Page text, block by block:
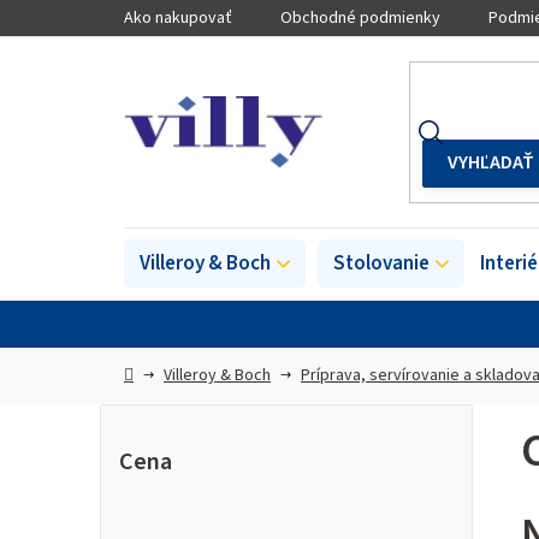
na
Ako nakupovať Obchodné podmienky
Villeroy & Boch Stolovanie
DomovVilleroy & Boch Príprava, servírovanie a
Cena